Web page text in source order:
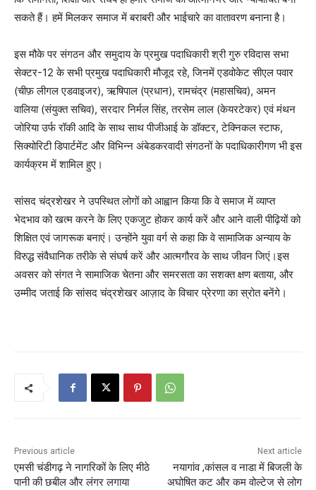
सकते हैं। हमें मिलकर समाज में बराबरी और भाईचारे का वातावरण बनाना है।
इस मौके पर संगठन और समुदाय के प्रमुख पदाधिकारी श्री गुरु रविदास सभा
सेक्टर-12 के सभी प्रमुख पदाधिकारी मौजूद रहे, जिनमें एडवोकेट सीएल पवार
(चीफ़ लीगल एडवाइजर), ऋषिपाल (प्रधान), रामचंद्र (महासचिव), अमन
वालिया (संयुक्त सचिव), सरदार निर्मल सिंह, तरसेम लाल (केयरटेकर) एवं मंथन
जोरिया उर्फ रॉकी आदि के साथ साथ पीजीआई के डॉक्टर, टेक्निकल स्टाफ,
सिक्योरिटी डिपार्टमेंट और विभिन्न अंबेडकरवादी संगठनों के पदाधिकारीगण भी इस
कार्यक्रम में शामिल हुए।
सांसद चंद्रशेखर ने उपस्थित लोगों को आह्वान किया कि वे समाज में व्याप्त
भेदभाव को खत्म करने के लिए एकजुट होकर कार्य करें और आने वाली पीढ़ियों को
शिक्षित एवं जागरूक बनाएं। उन्होंने युवा वर्ग से कहा कि वे सामाजिक अन्याय के
विरुद्ध संवैधानिक तरीके से संघर्ष करें और आत्मगौरव के साथ जीवन जिएं।इस
अवसर को संगत ने सामाजिक चेतना और समरसता का सशक्त क्षण बताया, और
उम्मीद जताई कि सांसद चंद्रशेखर आज़ाद के विचार प्रेरणा का स्रोत बनेंगे।
Previous article
एमसी चंडीगढ़ ने नागरिकों के लिए मीठे
पानी की छबील और लंगर लगाया
Next article
नयागांव ,कांसल व नाडा में बिजली के
अघोषित कट और कम वोल्टेज से लोग